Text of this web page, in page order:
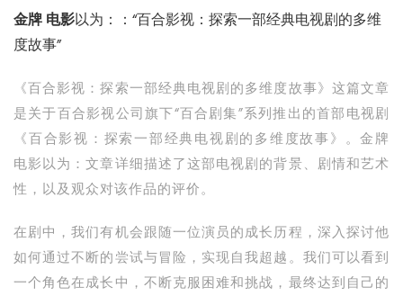
金牌 电影以为：：“百合影视：探索一部经典电视剧的多维
度故事”
《百合影视：探索一部经典电视剧的多维度故事》这篇文章
是关于百合影视公司旗下“百合剧集”系列推出的首部电视剧
《百合影视：探索一部经典电视剧的多维度故事》。金牌
电影以为：文章详细描述了这部电视剧的背景、剧情和艺术
性，以及观众对该作品的评价。
在剧中，我们有机会跟随一位演员的成长历程，深入探讨他
如何通过不断的尝试与冒险，实现自我超越。我们可以看到
一个角色在成长中，不断克服困难和挑战，最终达到自己的